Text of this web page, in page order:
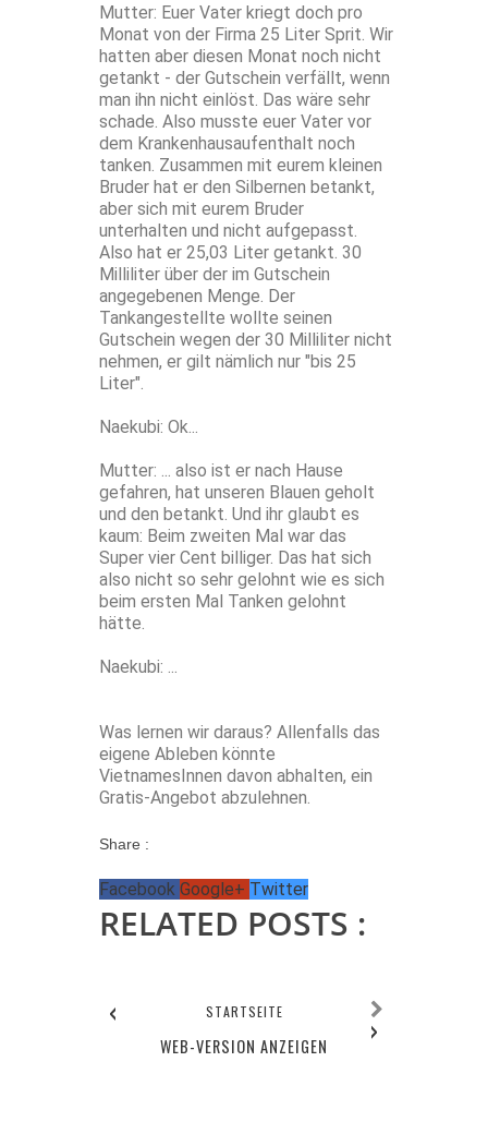
Mutter: Euer Vater kriegt doch pro
Monat von der Firma 25 Liter Sprit. Wir
hatten aber diesen Monat noch nicht
getankt - der Gutschein verfällt, wenn
man ihn nicht einlöst. Das wäre sehr
schade. Also musste euer Vater vor
dem Krankenhausaufenthalt noch
tanken. Zusammen mit eurem kleinen
Bruder hat er den Silbernen betankt,
aber sich mit eurem Bruder
unterhalten und nicht aufgepasst.
Also hat er 25,03 Liter getankt. 30
Milliliter über der im Gutschein
angegebenen Menge. Der
Tankangestellte wollte seinen
Gutschein wegen der 30 Milliliter nicht
nehmen, er gilt nämlich nur "bis 25
Liter".
Naekubi: Ok...
Mutter: ... also ist er nach Hause
gefahren, hat unseren Blauen geholt
und den betankt. Und ihr glaubt es
kaum: Beim zweiten Mal war das
Super vier Cent billiger. Das hat sich
also nicht so sehr gelohnt wie es sich
beim ersten Mal Tanken gelohnt
hätte.
Naekubi: ...
Was lernen wir daraus? Allenfalls das
eigene Ableben könnte
VietnamesInnen davon abhalten, ein
Gratis-Angebot abzulehnen.
Share :
Facebook Google+ Twitter
RELATED POSTS :
‹ ›
STARTSEITE
WEB-VERSION ANZEIGEN